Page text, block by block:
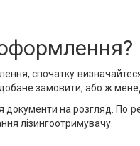
спочатку
замовити, або ж
на розгляд. По
лізингоотримувачу.